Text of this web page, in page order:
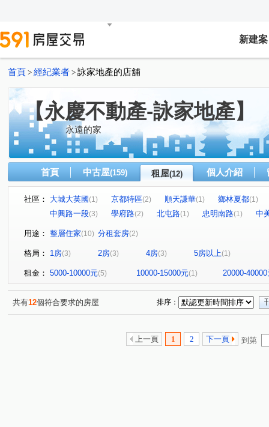
新建案
首頁 > 經紀業者 > 詠家地產的店舖
【永慶不動產-詠家地產】
永遠的家
首頁 中古屋(159) 租屋(12) 個人介紹
社區： 大城大英國(1) 京都特區(2) 順天謙華(1) 鄉林夏都(1)
中興路一段(3) 學府路(2) 北屯路(1) 忠明南路(1) 中
用途： 整層住家(10) 分租套房(2)
格局： 1房(3) 2房(3) 4房(3) 5房以上(1)
租金： 5000-10000元(5) 10000-15000元(1) 20000-40000
共有12個符合要求的房屋 排序：
上一頁 1 2 下一頁 到第